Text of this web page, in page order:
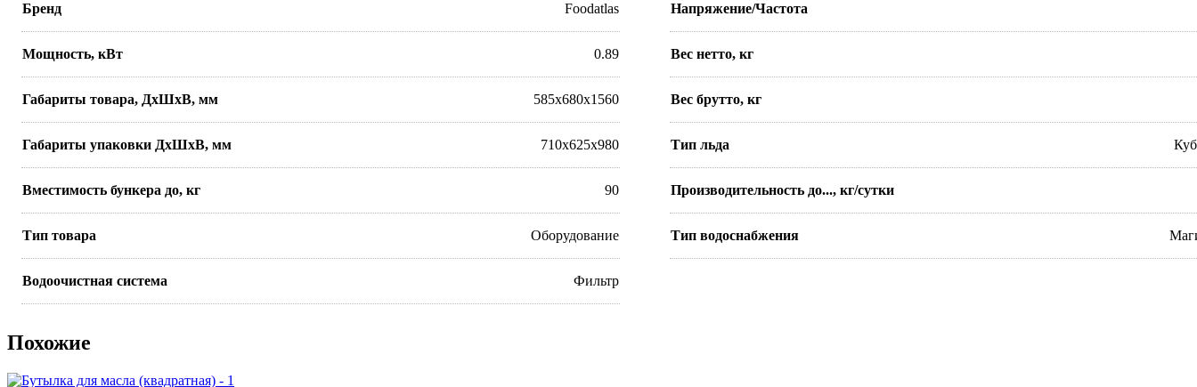
Бренд Foodatlas Напряжение/Частота
Мощность, кВт 0.89 Вес нетто, кг
Габариты товара, ДхШхВ, мм 585x680x1560 Вес брутто, кг
Габариты упаковки ДхШхВ, мм 710x625x980 Тип льда
Вместимость бункера до, кг 90 Производительность до..., кг/сутки
Тип товара Оборудование Тип водоснабжения
Водоочистная система Фильтр
Похожие